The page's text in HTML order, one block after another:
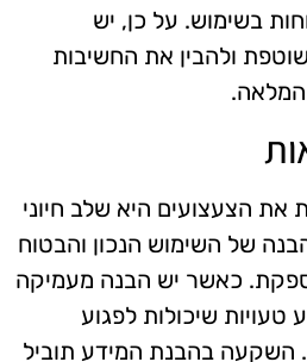
בשימוש. על כן, יש
ולהבין את החשיבות
את הצעצועים היא שלב חיוני
של השימוש הנכון והבטוח
כאשר יש הבנה מעמיקה
טעויות שיכולות לפגוע
השקעה בהבנת המידע תוביל